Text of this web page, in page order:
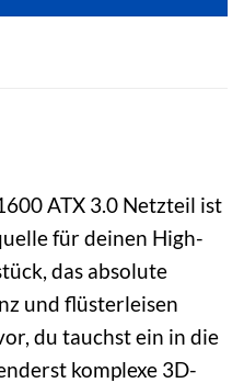
ATX 3.0 Netzteil ist
für deinen High-
das absolute
und flüsterleisen
du tauchst ein in die
komplexe 3D-